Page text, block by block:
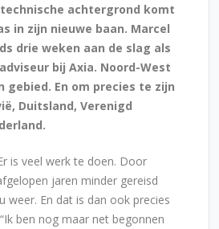
achtergrond komt
in zijn nieuwe baan. Marcel
drie weken aan de slag als
bij Axia. Noord-West
gebied. En om precies te zijn
Duitsland, Verenigd
is veel werk te doen. Door
jaren minder gereisd
weer. En dat is dan ook precies
ben nog maar net begonnen